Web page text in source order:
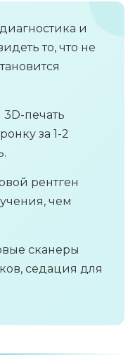
и
то, что не
3D-печать
за 1-2
рентген
чем
сканеры
седация для